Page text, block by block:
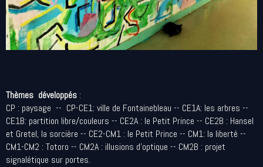
Thèmes développés :
CP : paysage -- CP-CE1: ville de Fontainebleau -- CE1A: les arbres --
CE1B: partition libre/couleurs -- CE2A : le Petit Prince -- CE2B : Hansel
et Gretel, la sorcière -- CE2-CM1 : le Petit Prince -- CM1: la liberté --
CM1-CM2 : Totoro -- CM2A : illusions d’optique -- CM2B : projet
signalétique sur portes.